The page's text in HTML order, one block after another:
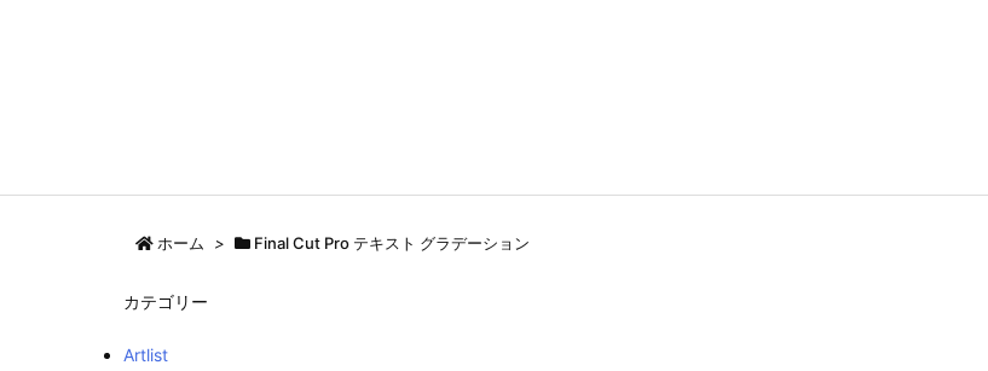
ホーム > Final Cut Pro テキスト グラデーション
カテゴリー
Artlist